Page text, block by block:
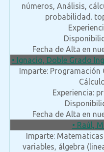
números, Análisis,
probabilidad.
Fecha de Alta en
• Ignacio, Doble Grado
Imparte: Programación
Experiencia:
Fecha de Alta en
• Raúl,
Imparte:
variables, álgebra